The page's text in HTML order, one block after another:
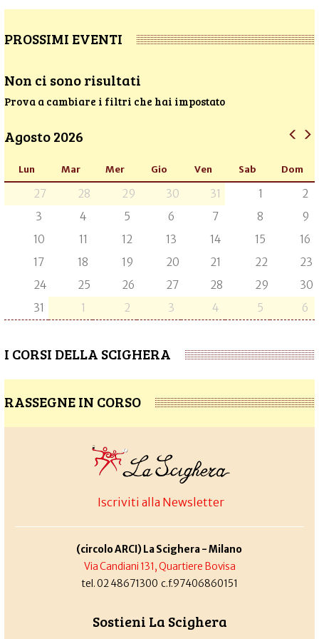
PROSSIMI EVENTI
Non ci sono risultati
Prova a cambiare i filtri che hai impostato
Agosto 2026
Lun Mar Mer Gio Ven Sab Dom
27 28 29 30 31 1
2
3
4 5 6 7 8
9
10
11 12 13 14 15
16
17
18 19 20 21 22
23
24
25 26 27 28 29
30
31
1 2 3 4 5 6
I CORSI DELLA SCIGHERA
RASSEGNE IN CORSO
Iscriviti alla Newsletter
(circolo ARCI) La Scighera - Milano
Via Candiani 131, Quartiere Bovisa
tel. 02 48671300 c.f.97406860151
Sostieni La Scighera